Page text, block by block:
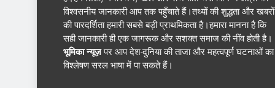
विश्वसनीय जानकारी आप तक पहुँचाते हैं।तथ्यों की शुद्धता और खबरों
की पारदर्शिता हमारी सबसे बड़ी प्राथमिकता है।हमारा मानना है कि
सही जानकारी ही एक जागरूक और सशक्त समाज की नींव होती है।
भूमिका न्यूज़पर आप देश-दुनिया की ताजा और महत्वपूर्ण घटनाओं का
विश्लेषण सरल भाषा में पा सकते हैं।